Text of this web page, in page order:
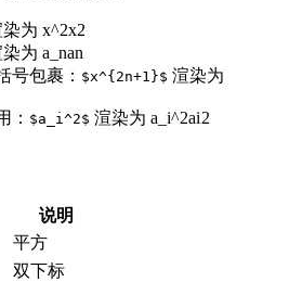
为 x^2x2
为 a_nan
号包裹： $x^{2n+1}$ 渲染为
： $a_i^2$ 渲染为 a_i^2ai2
说明
平方
双下标